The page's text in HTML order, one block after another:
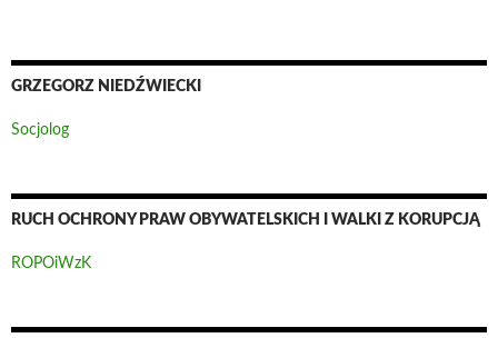
GRZEGORZ NIEDŹWIECKI
Socjolog
RUCH OCHRONY PRAW OBYWATELSKICH I WALKI Z KORUPCJĄ
ROPOiWzK